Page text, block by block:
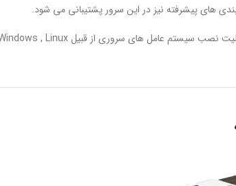
های پیشرفته نیز در این سرور پشتیبانی می شود.